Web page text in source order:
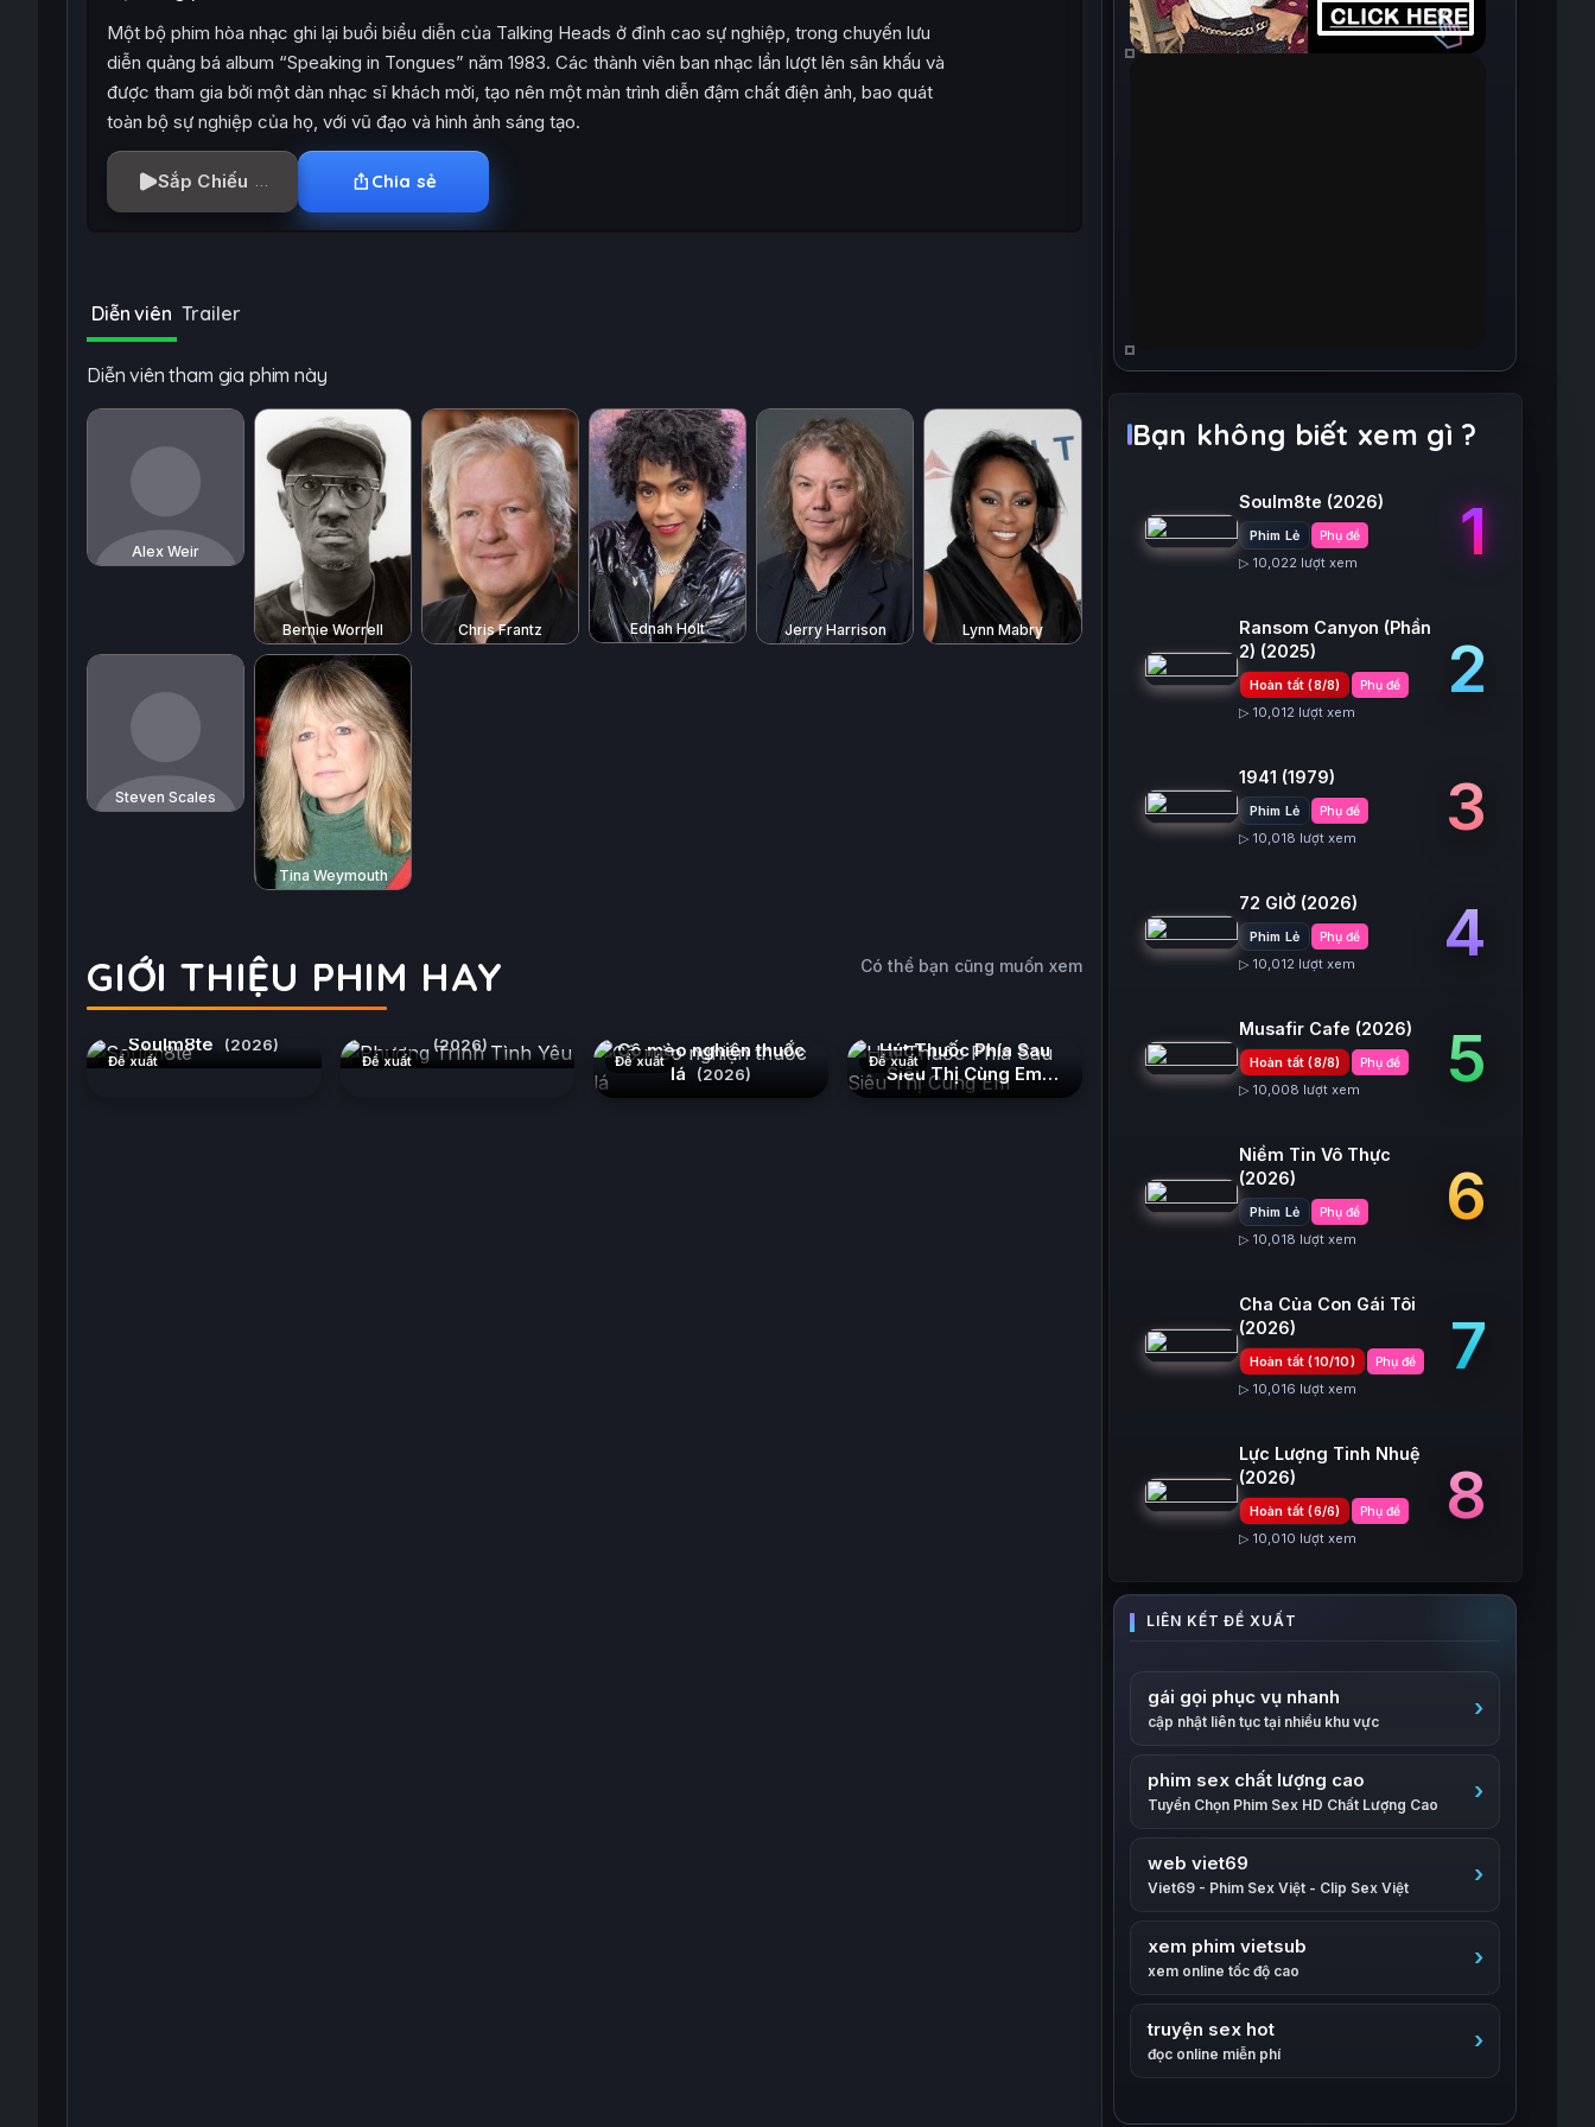
Một bộ phim hòa nhạc ghi lại buổi biểu diễn của Talking Heads ở đỉnh cao sự nghiệp, trong chuyến lưu
diễn quảng bá album “Speaking in Tongues” năm 1983. Các thành viên ban nhạc lần lượt lên sân khấu và
được tham gia bởi một dàn nhạc sĩ khách mời, tạo nên một màn trình diễn đậm chất điện ảnh, bao quát
toàn bộ sự nghiệp của họ, với vũ đạo và hình ảnh sáng tạo.
Sắp Chiếu Chia sẻ
Diễn viên Trailer
Diễn viên tham gia phim này
Alex Weir
Bernie Worrell Chris Frantz Ednah Holt Jerry Harrison Lynn Mabry
Steven Scales
Tina Weymouth
GIỚI THIỆU PHIM HAY Có thể bạn cũng muốn xem
Đề xuất
Soulm8te (2026)
Đề xuất
(2026)
Đề xuất
Cô mèo nghiện thuốc
lá
(2026)
Đề xuất
Hút Thuốc Phía Sau
Siêu Thị Cùng Em
(2026)
Bạn không biết xem gì ?
Soulm8te (2026)
Phim Lẻ Phụ đề
▷ 10,022 lượt xem 1
Ransom Canyon (Phần
2) (2025)
Hoàn tất (8/8) Phụ đề
▷ 10,012 lượt xem
2
1941 (1979)
Phim Lẻ Phụ đề
▷ 10,018 lượt xem 3
72 GIỜ (2026)
Phim Lẻ Phụ đề
▷ 10,012 lượt xem 4
Musafir Cafe (2026)
Hoàn tất (8/8) Phụ đề
▷ 10,008 lượt xem 5
Niềm Tin Vô Thực
(2026)
Phim Lẻ Phụ đề
▷ 10,018 lượt xem
6
Cha Của Con Gái Tôi
(2026)
Hoàn tất (10/10) Phụ đề
▷ 10,016 lượt xem
7
Lực Lượng Tinh Nhuệ
(2026)
Hoàn tất (6/6) Phụ đề
▷ 10,010 lượt xem
8
gái gọi phục vụ nhanh
cập nhật liên tục tại nhiều khu vực
phim sex chất lượng cao
Tuyển Chọn Phim Sex HD Chất Lượng Cao
web viet69
Viet69 - Phim Sex Việt - Clip Sex Việt
xem phim vietsub
xem online tốc độ cao
truyện sex hot
đọc online miễn phí